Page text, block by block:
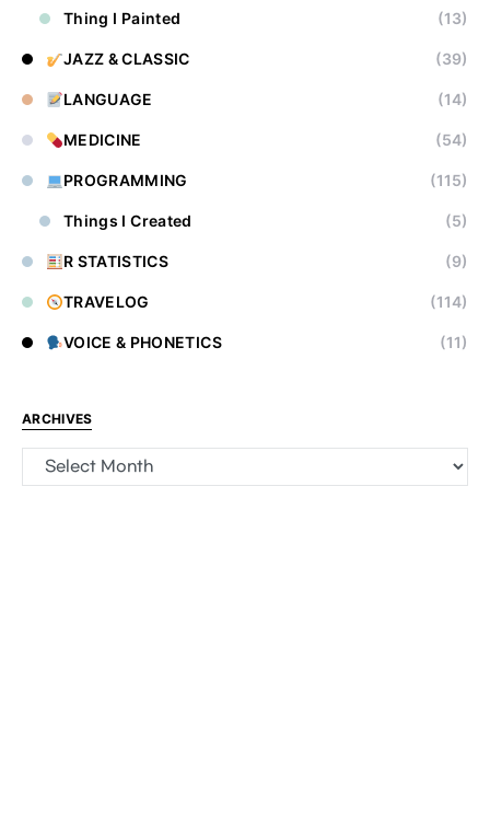
Thing I Painted (13)
JAZZ & CLASSIC (39)
LANGUAGE (14)
MEDICINE (54)
PROGRAMMING (115)
Things I Created (5)
R STATISTICS (9)
TRAVELOG (114)
VOICE & PHONETICS (11)
ARCHIVES
Archives